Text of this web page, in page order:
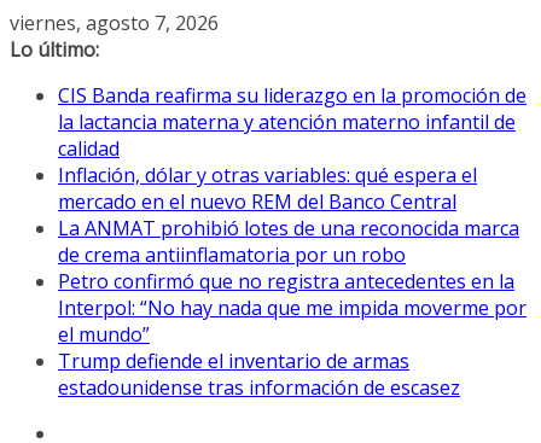
Saltar
al
viernes, agosto 7, 2026
Lo último:
CIS Banda reafirma su liderazgo en la promoción de
la lactancia materna y atención materno infantil de
calidad
Inflación, dólar y otras variables: qué espera el
mercado en el nuevo REM del Banco Central
La ANMAT prohibió lotes de una reconocida marca
de crema antiinflamatoria por un robo
Petro confirmó que no registra antecedentes en la
Interpol: “No hay nada que me impida moverme por
el mundo”
Trump defiende el inventario de armas
estadounidense tras información de escasez